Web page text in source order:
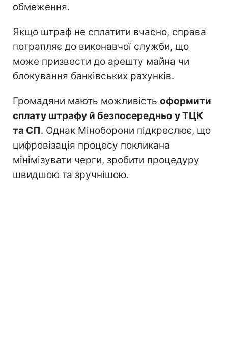
обмеження.
Якщо штраф не сплатити вчасно, справа
потрапляє до виконавчої служби, що
може призвести до арешту майна чи
блокування банківських рахунків.
Громадяни мають можливість оформити
сплату штрафу й безпосередньо у ТЦК
та СП. Однак Міноборони підкреслює, що
цифровізація процесу покликана
мінімізувати черги, зробити процедуру
швидшою та зручнішою.